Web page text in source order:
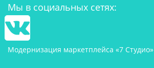
Мы в социальных сетях:
Модернизация маркетплейса «7 Студио»